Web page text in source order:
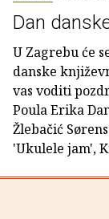
Dan
U Zagrebu će
danske
vas voditi
Poula Erika
Žlebačić
'Ukulele jam',